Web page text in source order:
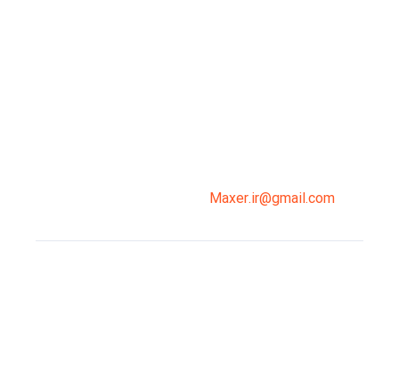
Maxer.ir@gmail.com